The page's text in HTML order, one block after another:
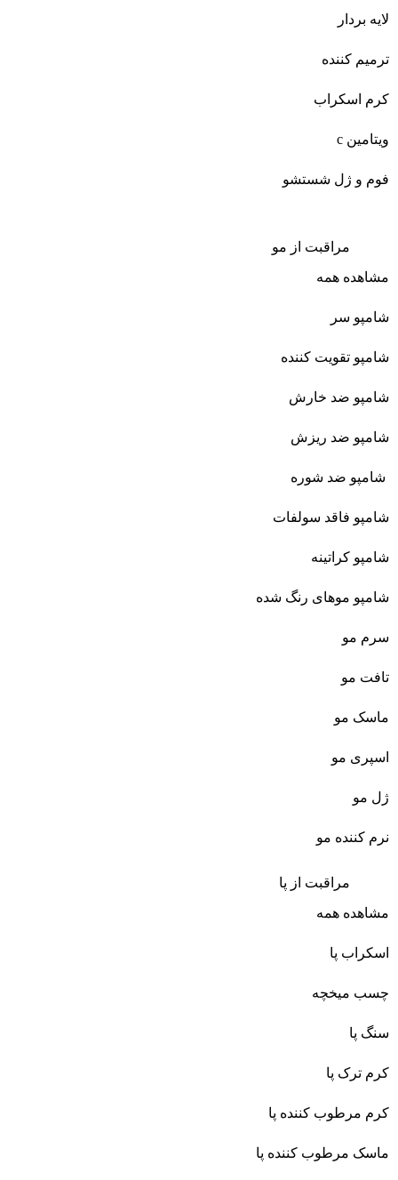
لایه بردار
ترمیم کننده
کرم اسکراب
ویتامین c
فوم و ژل شستشو
مراقبت از مو
مشاهده همه
شامپو سر
شامپو تقویت کننده
شامپو ضد خارش
شامپو ضد ریزش
شامپو ضد شوره
شامپو فاقد سولفات
شامپو کراتینه
شامپو موهای رنگ شده
سرم مو
تافت مو
ماسک مو
اسپری مو
ژل مو
نرم کننده مو
مراقبت از پا
مشاهده همه
اسکراب پا
چسب میخچه
سنگ پا
کرم ترک پا
کرم مرطوب کننده پا
ماسک مرطوب کننده پا